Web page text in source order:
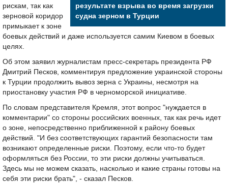
результате взрыва во время загрузки
судна зерном в Турции
рискам, так как
зерновой коридор
примыкает к зоне
боевых действий и даже используется самим Киевом в боевых
целях.
Об этом заявил журналистам пресс-секретарь президента РФ
Дмитрий Песков, комментируя предложение украинской стороны
к Турции продолжить вывоз зерна с Украины, несмотря на
приостановку участия РФ в черноморской инициативе.
По словам представителя Кремля, этот вопрос "нуждается в
комментарии" со стороны российских военных, так как речь идет
о зоне, непосредственно приближенной к району боевых
действий. "И без соответствующих гарантий безопасности там
возникают определенные риски. Поэтому, если что-то будет
оформляться без России, то эти риски должны учитываться.
Здесь мы не можем сказать, насколько и какие страны готовы на
себя эти риски брать", - сказал Песков.